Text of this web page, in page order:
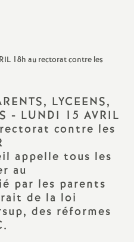
i
o
n
a
l
d
, LYCEENS,
- LUNDI 15 AVRIL
contre les
appelle tous les
au
par les parents
de la loi
des réformes
.